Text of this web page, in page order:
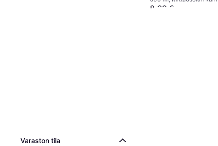
Varaston tila
vapaa
8,99 €